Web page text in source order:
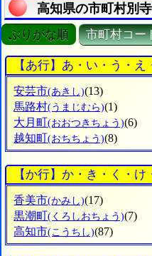
高知県の市町村別
ぶりがな順 市町村コー
【あ行】あ・い・う・え
安芸市(あきし)(13)
馬路村(うまじむら)(1)
大月町(おおつきちょう)
越知町(おちちょう)(8)
【か行】か・き・く・け
香美市(かみし)(17)
黒潮町(くろしおちょう)
高知市(こうちし)(87)